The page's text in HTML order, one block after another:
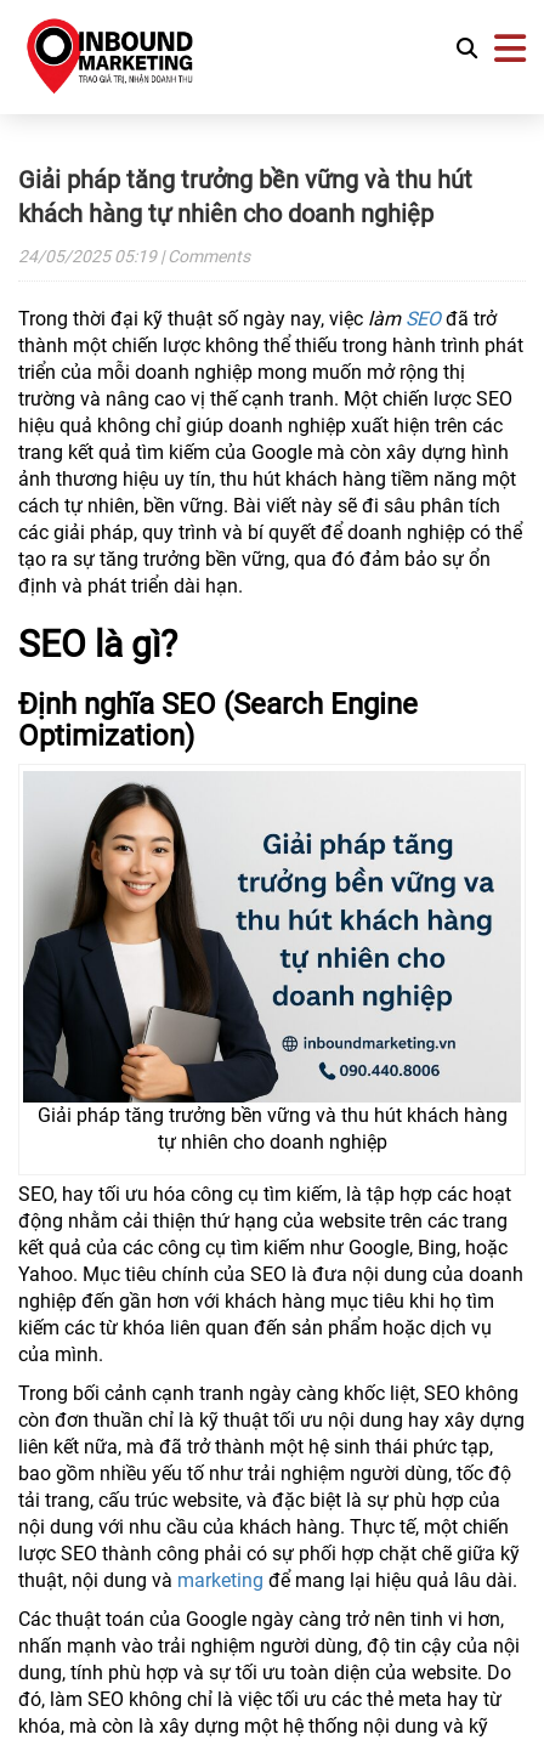
Giải pháp tăng trưởng bền vững và thu hút
khách hàng tự nhiên cho doanh nghiệp
24/05/202505:19| Comments
Trong thời đại kỹ thuật số ngày nay, việc làm SEOđã trở
thành một chiến lược không thể thiếu trong hành trình phát
triển của mỗi doanh nghiệp mong muốn mở rộng thị
trường và nâng cao vị thế cạnh tranh. Một chiến lược SEO
hiệu quả không chỉ giúp doanh nghiệp xuất hiện trên các
trang kết quả tìm kiếm của Google mà còn xây dựng hình
ảnh thương hiệu uy tín, thu hút khách hàng tiềm năng một
cách tự nhiên, bền vững. Bài viết này sẽ đi sâu phân tích
các giải pháp, quy trình và bí quyết để doanh nghiệp có thể
tạo ra sự tăng trưởng bền vững, qua đó đảm bảo sự ổn
định và phát triển dài hạn.
SEO là gì?
Định nghĩa SEO (Search Engine
Optimization)
Giải pháp tăng trưởng bền vững và thu hút khách hàng
tự nhiên cho doanh nghiệp
SEO, hay tối ưu hóa công cụ tìm kiếm, là tập hợp các hoạt
động nhằm cải thiện thứ hạng của website trên các trang
kết quả của các công cụ tìm kiếm như Google, Bing, hoặc
Yahoo. Mục tiêu chính của SEO là đưa nội dung của doanh
nghiệp đến gần hơn với khách hàng mục tiêu khi họ tìm
kiếm các từ khóa liên quan đến sản phẩm hoặc dịch vụ
của mình.
Trong bối cảnh cạnh tranh ngày càng khốc liệt, SEO không
còn đơn thuần chỉ là kỹ thuật tối ưu nội dung hay xây dựng
liên kết nữa, mà đã trở thành một hệ sinh thái phức tạp,
bao gồm nhiều yếu tố như trải nghiệm người dùng, tốc độ
tải trang, cấu trúc website, và đặc biệt là sự phù hợp của
nội dung với nhu cầu của khách hàng. Thực tế, một chiến
lược SEO thành công phải có sự phối hợp chặt chẽ giữa kỹ
thuật, nội dung và marketing để mang lại hiệu quả lâu dài.
Các thuật toán của Google ngày càng trở nên tinh vi hơn,
nhấn mạnh vào trải nghiệm người dùng, độ tin cậy của nội
dung, tính phù hợp và sự tối ưu toàn diện của website. Do
đó, làm SEO không chỉ là việc tối ưu các thẻ meta hay từ
khóa, mà còn là xây dựng một hệ thống nội dung và kỹ